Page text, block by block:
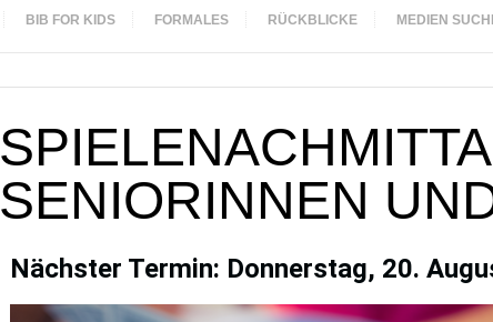
BIB FOR KIDS FORMALES RÜCKBLICKE MEDIEN
SENIORINNEN
Nächster Termin: Donnerstag, 20.